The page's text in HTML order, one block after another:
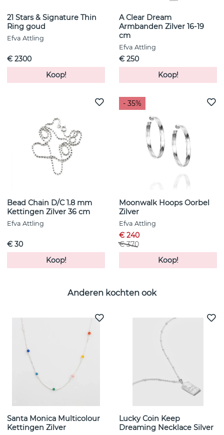
21 Stars & Signature Thin
Ring goud
Efva Attling
€ 2300
Koop!
A Clear Dream
Armbanden Zilver 16-19
cm
Efva Attling
€ 250
Koop!
Bead Chain D/C 1.8 mm
Kettingen Zilver 36 cm
Efva Attling
€ 30
Koop!
- 35%
Moonwalk Hoops Oorbel
Zilver
Efva Attling
€ 240
€ 370
Koop!
Anderen kochten ook
Santa Monica Multicolour
Kettingen Zilver
Lucky Coin Keep
Dreaming Necklace Silver